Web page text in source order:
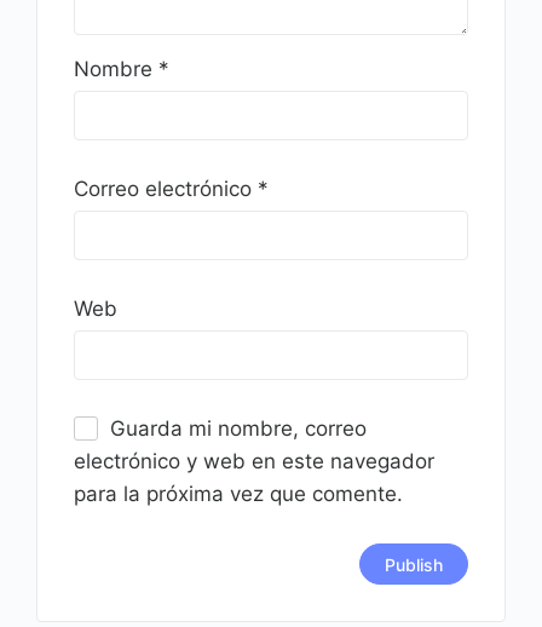
Nombre *
Correo electrónico *
Web
Guarda mi nombre, correo
electrónico y web en este navegador
para la próxima vez que comente.